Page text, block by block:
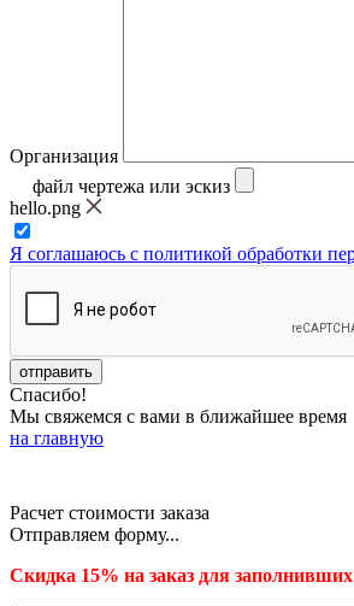
Организация
файл чертежа или эскиз
hello.png
Я соглашаюсь с политикой обработки
Спасибо!
Мы свяжемся с вами в ближайшее время
на главную
Расчет стоимости заказа
Отправляем форму...
Скидка 15% на заказ для